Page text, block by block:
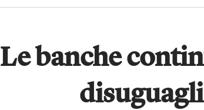
Le banche